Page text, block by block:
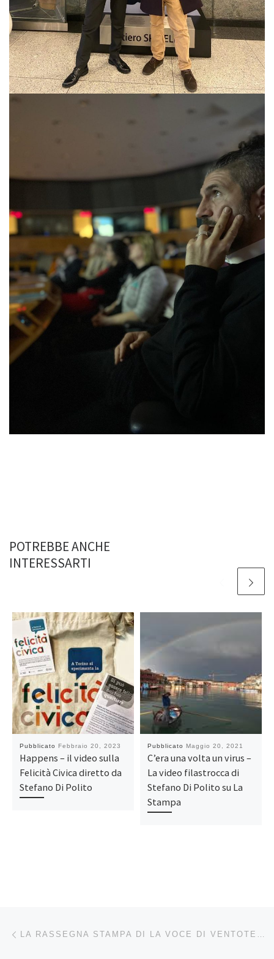
POTREBBE ANCHE
INTERESSARTI
Pubblicato Febbraio 20, 2023
Happens – il video sulla
Felicità Civica diretto da
Stefano Di Polito
Pubblicato Maggio 20, 2021
C’era una volta un virus –
La video filastrocca di
Stefano Di Polito su La
Stampa
Navigazione articoli LA RASSEGNA STAMPA DI LA VOCE DI VENTOTENE